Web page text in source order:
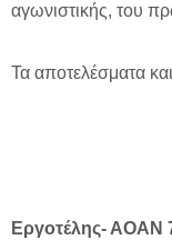
αγωνιστικής, του
Τα αποτελέσματα
Εργοτέλης- ΑΟΑΝ